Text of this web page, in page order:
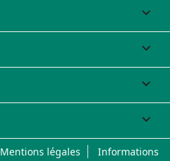



keyboard_arrow_down
Mentions légales
Informations